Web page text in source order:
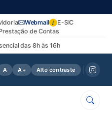
das 8h às 16h
Webmail i E-SIC
de Contas
A A+ Alto contraste